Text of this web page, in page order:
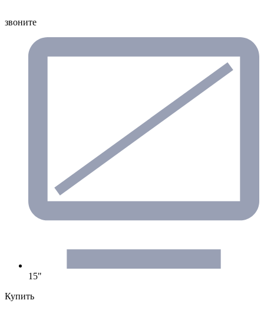
звоните
15"
Купить